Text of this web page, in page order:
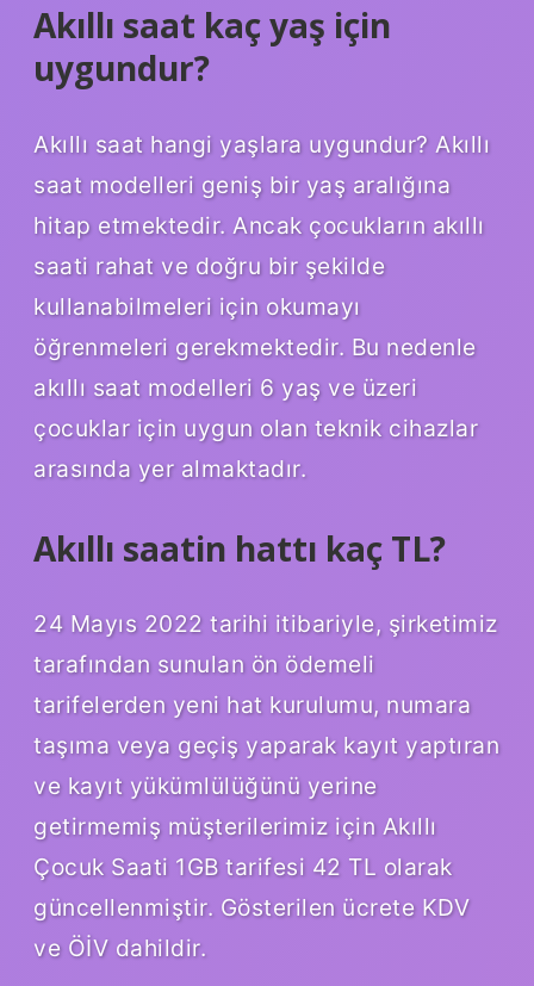
Akıllı saat kaç yaş için
uygundur?
Akıllı saat hangi yaşlara uygundur? Akıllı
saat modelleri geniş bir yaş aralığına
hitap etmektedir. Ancak çocukların akıllı
saati rahat ve doğru bir şekilde
kullanabilmeleri için okumayı
öğrenmeleri gerekmektedir. Bu nedenle
akıllı saat modelleri 6 yaş ve üzeri
çocuklar için uygun olan teknik cihazlar
arasında yer almaktadır.
Akıllı saatin hattı kaç TL?
24 Mayıs 2022 tarihi itibariyle, şirketimiz
tarafından sunulan ön ödemeli
tarifelerden yeni hat kurulumu, numara
taşıma veya geçiş yaparak kayıt yaptıran
ve kayıt yükümlülüğünü yerine
getirmemiş müşterilerimiz için Akıllı
Çocuk Saati 1GB tarifesi 42 TL olarak
güncellenmiştir. Gösterilen ücrete KDV
ve ÖİV dahildir.